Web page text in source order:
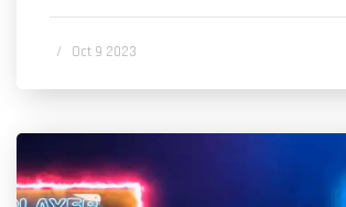
/ Oct 9 2023